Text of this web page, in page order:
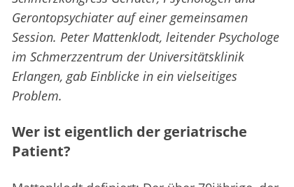
Gerontopsychiater auf einer gemeinsamen
Session. Peter Mattenklodt, leitender Psychologe
im Schmerzzentrum der Universitätsklinik
Erlangen, gab Einblicke in ein vielseitiges
Problem.
Wer ist eigentlich der geriatrische
Patient?